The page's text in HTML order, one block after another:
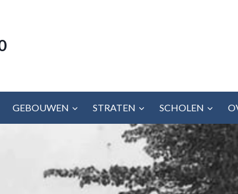
GEBOUWEN STRATEN SCHOLEN